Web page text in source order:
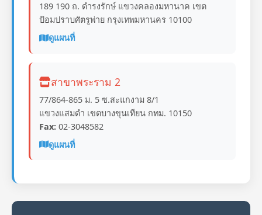
189 190 ถ. ดำรงรักษ์ แขวงคลองมหานาค เขต
ป้อมปราบศัตรูพ่าย กรุงเทพมหานคร 10100
ดูแผนที่
สาขาพระราม 2
77/864-865 ม. 5 ซ.สะแกงาม 8/1
แขวงแสมดำ เขตบางขุนเทียน กทม. 10150
Fax: 02-3048582
ดูแผนที่